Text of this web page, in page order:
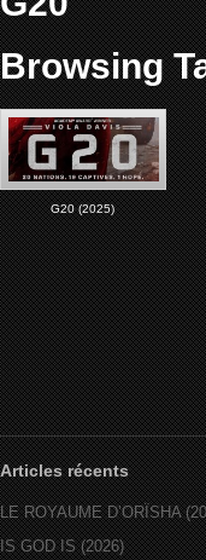
Browsing
G20 (2025)
Articles récents
LE ROYAUME D’ORÏSHA
IS GOD IS (2026)